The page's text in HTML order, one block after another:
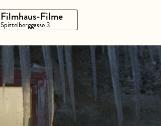
Filmhaus-Filme
Spittelberggasse 3